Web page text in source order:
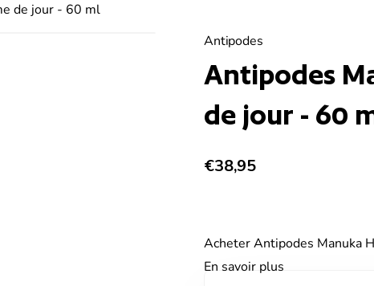
de jour - 60 ml
Antipodes
Antipodes
de jour - 60
Prix normal
€38,95
Acheter Antipodes Manuka
En savoir plus